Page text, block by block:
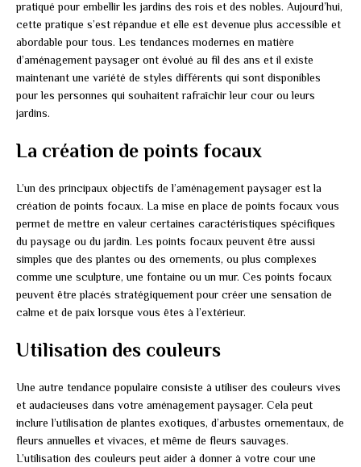
pratiqué pour embellir les jardins des rois et des nobles. Aujourd’hui,
cette pratique s’est répandue et elle est devenue plus accessible et
abordable pour tous. Les tendances modernes en matière
d’aménagement paysager ont évolué au fil des ans et il existe
maintenant une variété de styles différents qui sont disponibles
pour les personnes qui souhaitent rafraîchir leur cour ou leurs
jardins.
La création de points focaux
L’un des principaux objectifs de l’aménagement paysager est la
création de points focaux. La mise en place de points focaux vous
permet de mettre en valeur certaines caractéristiques spécifiques
du paysage ou du jardin. Les points focaux peuvent être aussi
simples que des plantes ou des ornements, ou plus complexes
comme une sculpture, une fontaine ou un mur. Ces points focaux
peuvent être placés stratégiquement pour créer une sensation de
calme et de paix lorsque vous êtes à l’extérieur.
Utilisation des couleurs
Une autre tendance populaire consiste à utiliser des couleurs vives
et audacieuses dans votre aménagement paysager. Cela peut
inclure l’utilisation de plantes exotiques, d’arbustes ornementaux, de
fleurs annuelles et vivaces, et même de fleurs sauvages.
L’utilisation des couleurs peut aider à donner à votre cour une